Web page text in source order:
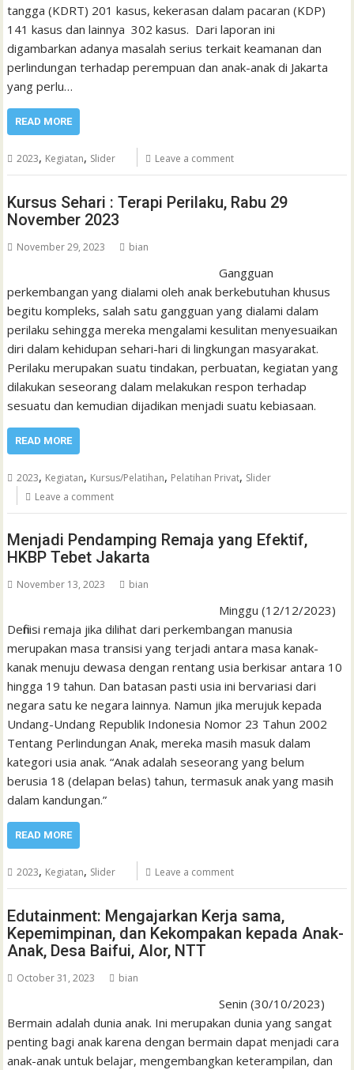
tangga (KDRT) 201 kasus, kekerasan dalam pacaran (KDP)
141 kasus dan lainnya 302 kasus. Dari laporan ini
digambarkan adanya masalah serius terkait keamanan dan
perlindungan terhadap perempuan dan anak-anak di Jakarta
yang perlu…
READ MORE
2023, Kegiatan, Slider Leave a comment
Kursus Sehari : Terapi Perilaku, Rabu 29
November 2023
November 29, 2023 bian
Gangguan
perkembangan yang dialami oleh anak berkebutuhan khusus
begitu kompleks, salah satu gangguan yang dialami dalam
perilaku sehingga mereka mengalami kesulitan menyesuaikan
diri dalam kehidupan sehari-hari di lingkungan masyarakat.
Perilaku merupakan suatu tindakan, perbuatan, kegiatan yang
dilakukan seseorang dalam melakukan respon terhadap
sesuatu dan kemudian dijadikan menjadi suatu kebiasaan.
READ MORE
2023, Kegiatan, Kursus/Pelatihan, Pelatihan Privat, Slider
Leave a comment
Menjadi Pendamping Remaja yang Efektif,
HKBP Tebet Jakarta
November 13, 2023 bian
Minggu (12/12/2023)
Definisi remaja jika dilihat dari perkembangan manusia
merupakan masa transisi yang terjadi antara masa kanak-
kanak menuju dewasa dengan rentang usia berkisar antara 10
hingga 19 tahun. Dan batasan pasti usia ini bervariasi dari
negara satu ke negara lainnya. Namun jika merujuk kepada
Undang-Undang Republik Indonesia Nomor 23 Tahun 2002
Tentang Perlindungan Anak, mereka masih masuk dalam
kategori usia anak. “Anak adalah seseorang yang belum
berusia 18 (delapan belas) tahun, termasuk anak yang masih
dalam kandungan.”
READ MORE
2023, Kegiatan, Slider Leave a comment
Edutainment: Mengajarkan Kerja sama,
Kepemimpinan, dan Kekompakan kepada Anak-
Anak, Desa Baifui, Alor, NTT
October 31, 2023 bian
Senin (30/10/2023)
Bermain adalah dunia anak. Ini merupakan dunia yang sangat
penting bagi anak karena dengan bermain dapat menjadi cara
anak-anak untuk belajar, mengembangkan keterampilan, dan